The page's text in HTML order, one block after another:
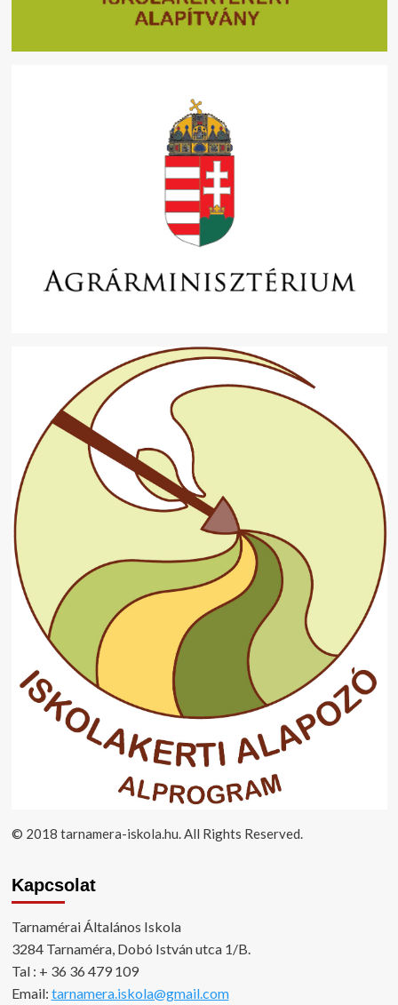
© 2018 tarnamera-iskola.hu. All Rights Reserved.
Kapcsolat
Tarnamérai Általános Iskola
3284 Tarnaméra, Dobó István utca 1/B.
Tal : + 36 36 479 109
Email: tarnamera.iskola@gmail.com